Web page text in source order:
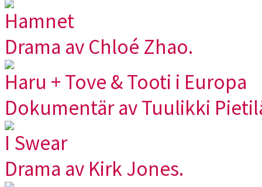
Hamnet
Drama av Chloé Zhao.
Haru + Tove & Tooti i Europa
Dokumentär av Tuulikki
I Swear
Drama av Kirk Jones.